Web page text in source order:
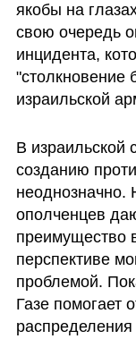
якобы на
свою очередь
инцидента,
"столкновение
израильской
В израильской
созданию
неоднозначно.
ополченцев
преимущество
перспективе
проблемой.
Газе помогает